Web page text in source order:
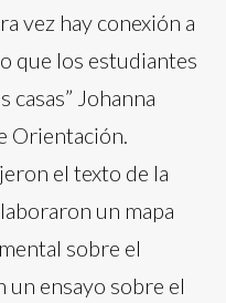
vez hay conexión a
que los estudiantes
casas” Johanna
Orientación.
el texto de la
un mapa
sobre el
ensayo sobre el